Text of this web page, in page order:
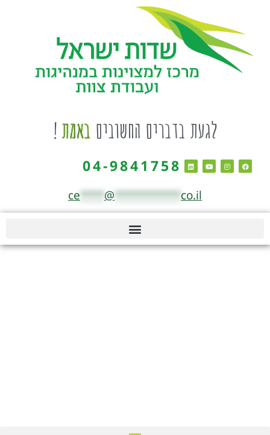
לגעת בדברים החשובים באמת!
04-9841758
ce****@***********co.il